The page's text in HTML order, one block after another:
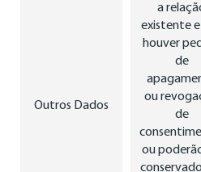
Outros Dados
a
existente
houver
de
ou
de
ou